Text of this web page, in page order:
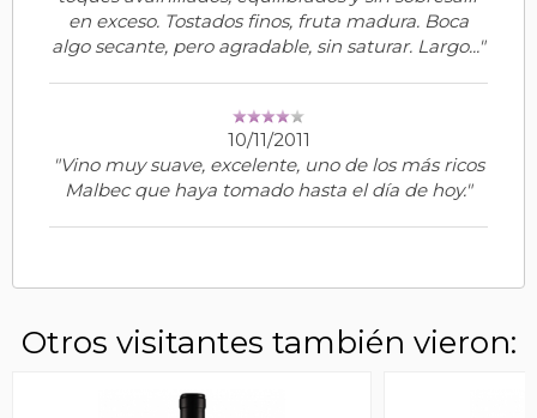
en exceso. Tostados finos, fruta madura. Boca
algo secante, pero agradable, sin saturar. Largo..."
10/11/2011
"Vino muy suave, excelente, uno de los más ricos
Malbec que haya tomado hasta el día de hoy."
Otros visitantes también vieron: